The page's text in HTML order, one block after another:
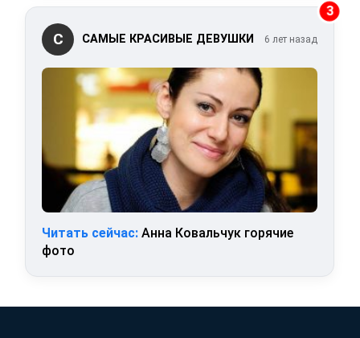
3
С САМЫЕ КРАСИВЫЕ ДЕВУШКИ 6 лет назад
Читать сейчас: Анна Ковальчук горячие
фото